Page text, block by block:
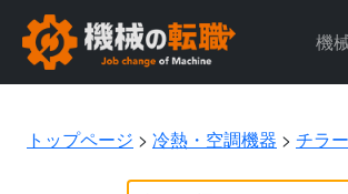
機
トップページ > 冷熱・空調機器 > チラー